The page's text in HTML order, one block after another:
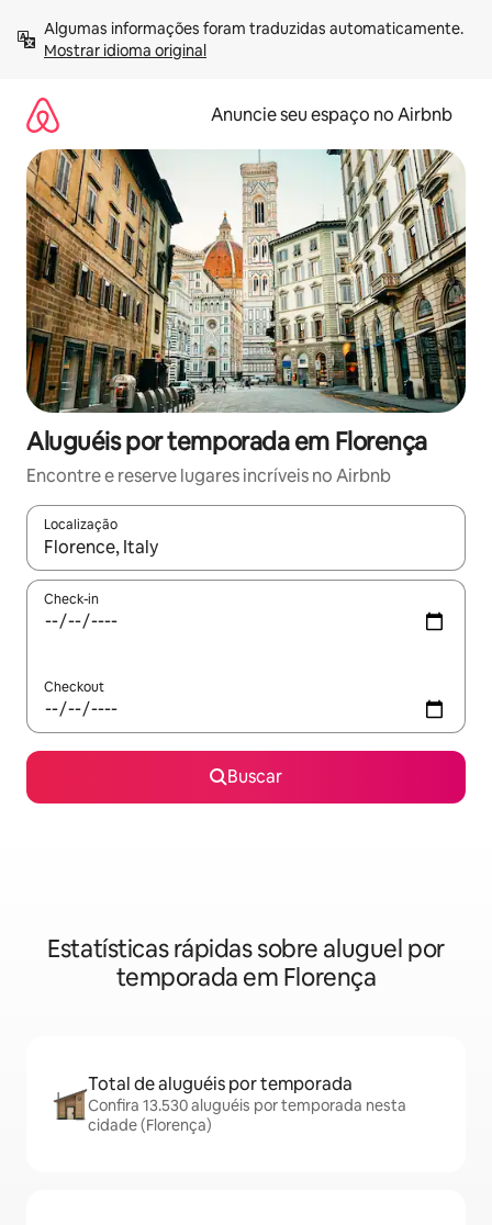
para
Mostrar idioma original
Anuncie seu espaço no Airbnb
Aluguéis por temporada em Florença
Encontre e reserve lugares incríveis no Airbnb
Localização
Quando os resultados estiverem disponíveis, explore-os
Check-in
Checkout
Buscar
Estatísticas rápidas sobre aluguel por
temporada em Florença
Total de aluguéis por temporada
Confira 13.530 aluguéis por temporada nesta
cidade (Florença)